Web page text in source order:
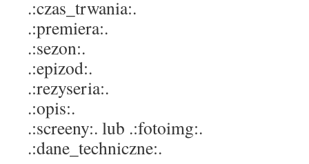
.:czas_trwania:.
.:premiera:.
.:sezon:.
.:epizod:.
.:rezyseria:.
.:opis:.
.:screeny:. lub .:fotoimg:.
.:dane_techniczne:.